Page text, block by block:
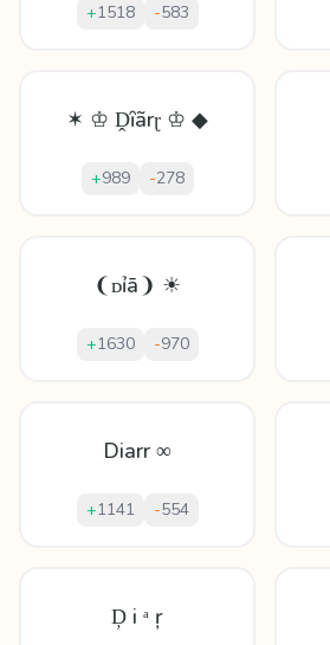
+1518 -583
✶ ♔ Ḓȋãrɽ ♔ ◆
+989 -278
❨ᴅỉā❩ ☀
+1630 -970
Diarr ∞
+1141 -554
Ḑ і ᵃ ŗ